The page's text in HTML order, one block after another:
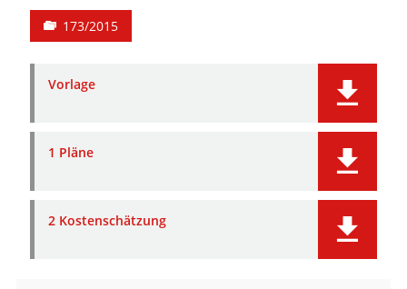
173/2015
Vorlage
1 Pläne
2 Kostenschätzung